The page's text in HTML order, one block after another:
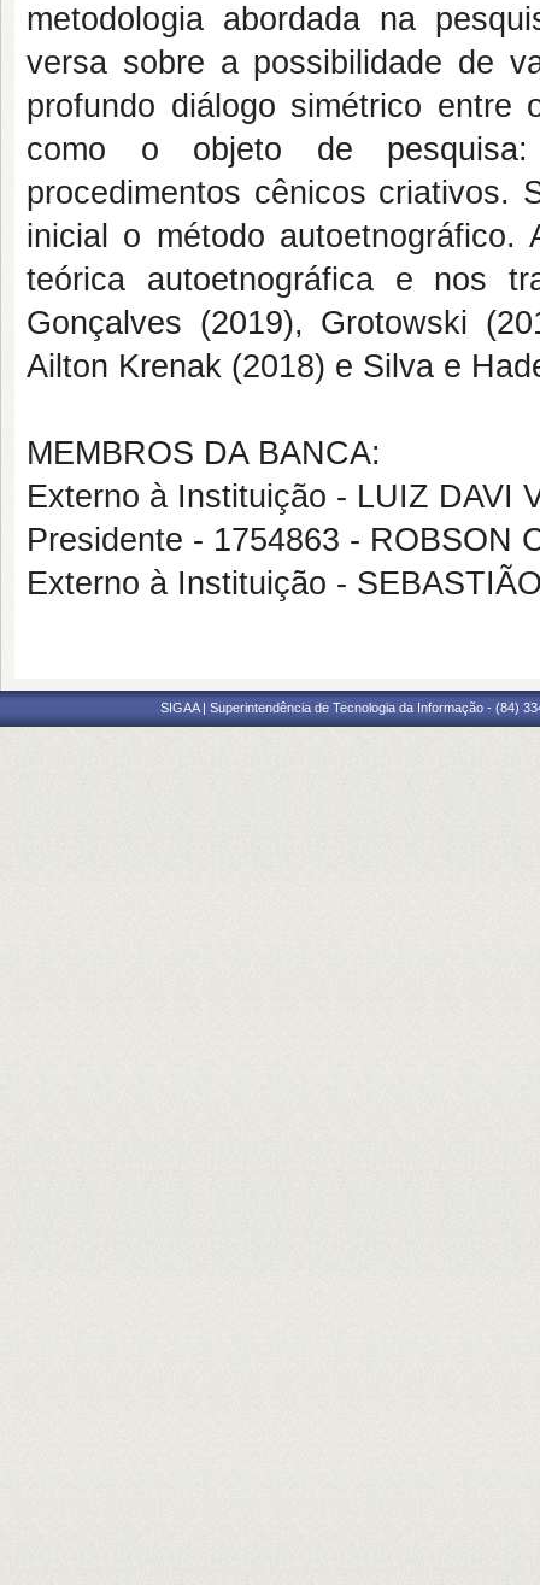
metodologia abordada na
versa sobre a possibilidade de
profundo diálogo simétrico entre
como o objeto de
procedimentos cênicos criativos.
inicial o método autoetnográfico.
teórica autoetnográfica e nos
Gonçalves (2019), Grotowski
Ailton Krenak (2018) e Silva e
MEMBROS DA BANCA:
Externo à Instituição - LUIZ DAVI
Presidente - 1754863 - ROBSON
Externo à Instituição -
SIGAA | Superintendência de Tecnologia da Informação - (84)